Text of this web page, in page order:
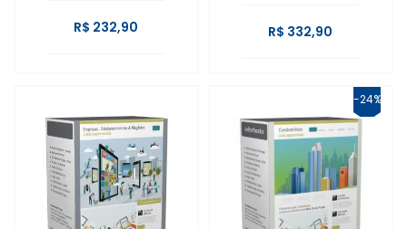
R$ 232,90 R$ 332,90
-24%